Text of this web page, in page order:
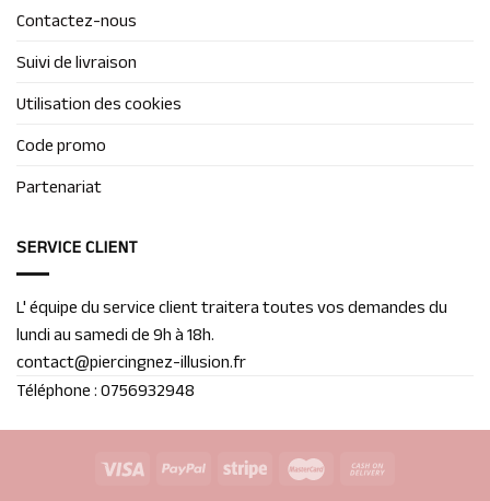
Contactez-nous
Suivi de livraison
Utilisation des cookies
Code promo
Partenariat
SERVICE CLIENT
L' équipe du service client traitera toutes vos demandes du
lundi au samedi de 9h à 18h.
contact@piercingnez-illusion.fr
Téléphone : 0756932948